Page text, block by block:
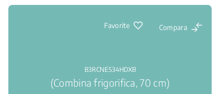
Favorite Compara
B3RCNE534HDXB
(Combina frigorifica, 70 cm)